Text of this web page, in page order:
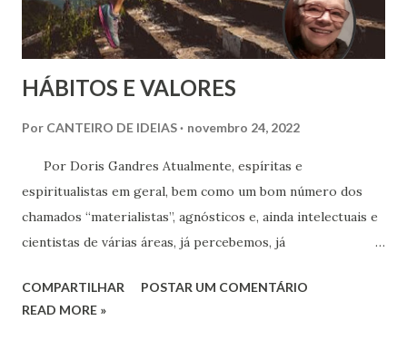
HÁBITOS E VALORES
Por CANTEIRO DE IDEIAS novembro 24, 2022
Por Doris Gandres Atualmente, espíritas e
espiritualistas em geral, bem como um bom número dos
chamados “materialistas”, agnósticos e, ainda intelectuais e
cientistas de várias áreas, já percebemos, já
portadoras de um potencial incomensurável – e, me
aventuro a dizer, inesgotável – capaz de realizações e
COMPARTILHAR
POSTAR UM COMENTÁRIO
READ MORE »